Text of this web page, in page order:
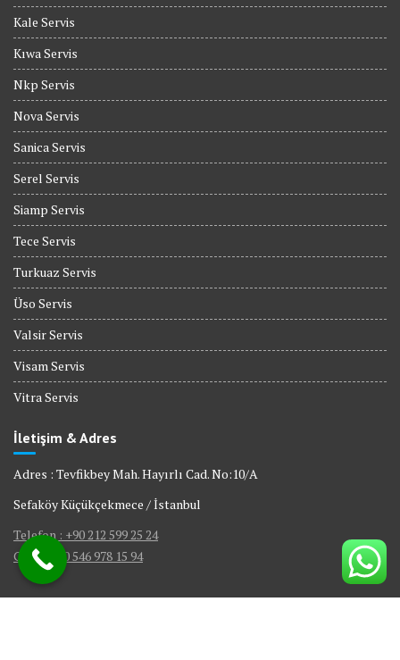
Kale Servis
Kıwa Servis
Nkp Servis
Nova Servis
Sanica Servis
Serel Servis
Siamp Servis
Tece Servis
Turkuaz Servis
Üso Servis
Valsir Servis
Visam Servis
Vitra Servis
İletişim & Adres
Adres : Tevfikbey Mah. Hayırlı Cad. No:10/A
Sefaköy Küçükçekmece / İstanbul
Telefon : +90 212 599 25 24
GSM : +90 546 978 15 94